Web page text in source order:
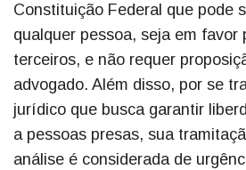
Constituição Federal que pode
qualquer pessoa, seja em favor
terceiros, e não requer
advogado. Além disso, por se
jurídico que busca garantir
a pessoas presas, sua
análise é considerada de